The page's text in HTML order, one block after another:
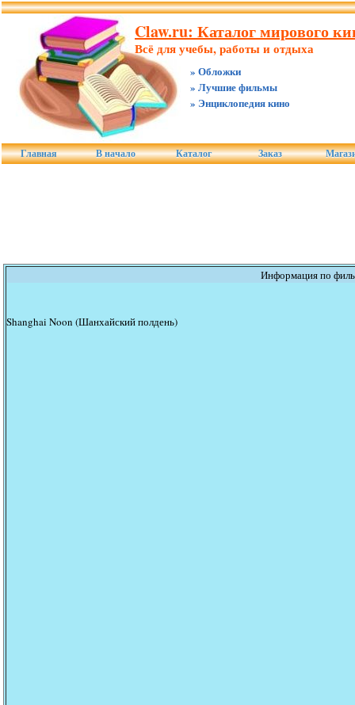
Claw.ru: Каталог мирового
Всё для учебы, работы и отдыха
» Обложки
» Лучшие фильмы
» Энциклопедия кино
Главная В начало Каталог Заказ
Информация по
Shanghai Noon (Шанхайский полдень)